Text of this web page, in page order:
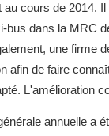
cours de 2014.
bus dans la MRC
une firme
afin de faire
L'amélioration
annuelle a